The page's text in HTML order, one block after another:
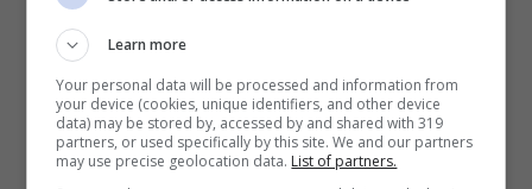
Il lago artificiale permetterà al gruppo,
attraversandolo, di raggiungere il versante
della montagna davanti a loro. Davvero molti
i commenti sotto al post, dove tutti affascinati
scrivono di quale meraviglioso spettacolo sia
Learn more
Your personal data will be processed and information from
your device (cookies, unique identifiers, and other device
data) may be stored by, accessed by and shared with 319
partners, or used specifically by this site. We and our partners
may use precise geolocation data. List of partners.